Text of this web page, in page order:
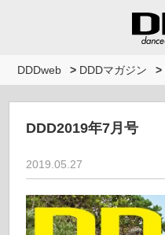
DDDweb > DDDマガジン >
DDD2019年7月号
2019.05.27